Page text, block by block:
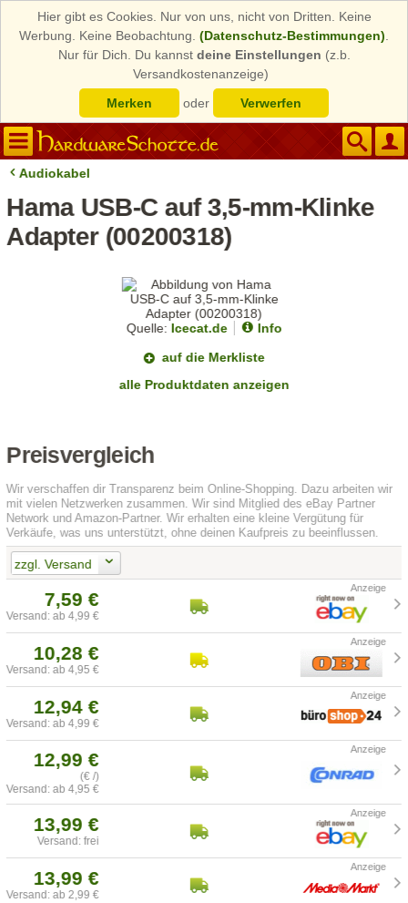
Hier gibt es Cookies. Nur von uns, nicht von Dritten. Keine
Werbung. Keine Beobachtung. (Datenschutz-Bestimmungen)
Nur für Dich. Du kannst deine Einstellungen (z.b.
Versandkostenanzeige)
Merken
oder Verwerfen
Audiokabel
Hama USB-C auf 3,5-mm-Klinke
Adapter (00200318)
Quelle: Icecat.de
Info
auf die Merkliste
alle Produktdaten anzeigen
Preisvergleich
Wir verschaffen dir Transparenz beim Online-Shopping. Dazu arbeiten wir
mit vielen Netzwerken zusammen. Wir sind Mitglied des eBay Partner
Network und Amazon-Partner. Wir erhalten eine kleine Vergütung für
Verkäufe, was uns unterstützt, ohne deinen Kaufpreis zu beeinflussen.
zzgl. Versand
7,59 €
Versand: ab 4,99 €
10,28 €
Versand: ab 4,95 €
12,94 €
Versand: ab 4,99 €
12,99 €
(€ /)
Versand: ab 4,95 €
13,99 €
Versand: frei
13,99 €
Versand: ab 2,99 €